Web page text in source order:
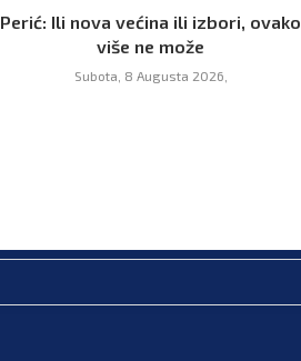
Perić: Ili nova većina ili izbori, ovako
više ne može
Subota, 8 Augusta 2026,